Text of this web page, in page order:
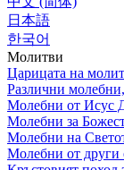
日本語
한국어
Молитви
Царицата на
Различни
Молебни от Исус
Молебни за
Молебни на
Молебни от други